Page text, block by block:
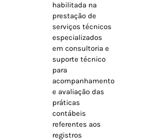
habilitada na
prestação de
serviços técnicos
especializados
em consultoria e
suporte técnico
para
acompanhamento
e avaliação das
práticas
contábeis
referentes aos
registros